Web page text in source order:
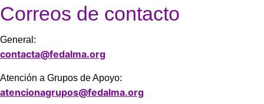
Correos de contacto
General:
contacta@fedalma.org
Atención a Grupos de Apoyo:
atencionagrupos@fedalma.org